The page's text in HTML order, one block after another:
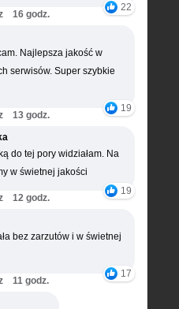
22
16 godz.
Najlepsza jakość w
serwisów. Super szybkie
19
13 godz.
do tej pory widziałam. Na
w świetnej jakości
19
12 godz.
bez zarzutów i w świetnej
17
11 godz.